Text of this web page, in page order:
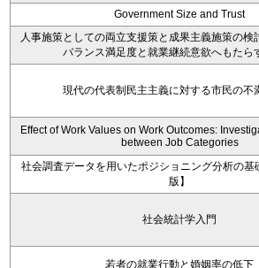
Government Size and Trust
人事施策としての両立支援策と成果主義施策の検
バランス満足度と就業継続意欲へもたら
現代の代表制民主主義に対する市民の不
Effect of Work Values on Work Outcomes:
between Job Categories
社会調査データを用いたポジショニング分析の
版】
社会統計学入門
若者の就業行動と婚姻率の低下